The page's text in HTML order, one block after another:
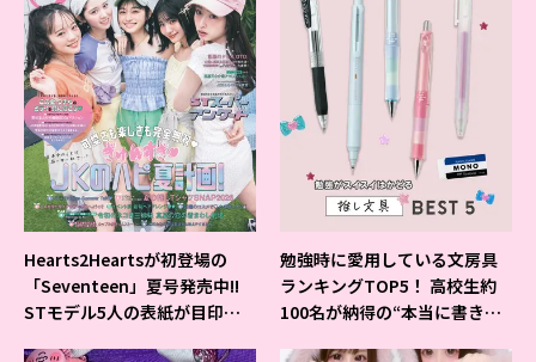
Hearts2Heartsが初登場の
「Seventeen」夏号発売中!!
STモデル5人の表紙が目印だ
勉強時に愛用している文房具
ランキングTOP5！ 高校生約
100名が納得の“本当に書きや